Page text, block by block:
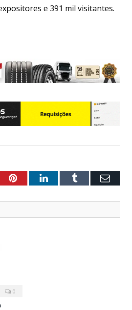
e 391 mil visitantes.
PinterestLinkedInTumblr
0